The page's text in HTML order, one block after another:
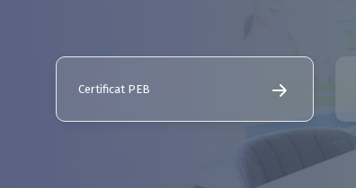
Certificat PEB